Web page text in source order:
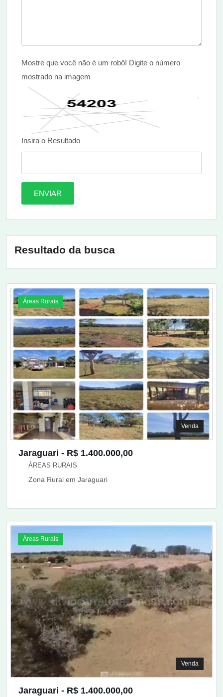
Mostre que você não é um robô! Digite o número
mostrado na imagem
Insira o Resultado
ENVIAR
Resultado da busca
Áreas Rurais
Venda
Jaraguari - R$ 1.400.000,00
ÁREAS RURAIS
Zona Rural em Jaraguari
Áreas Rurais
Venda
Jaraguari - R$ 1.400.000,00